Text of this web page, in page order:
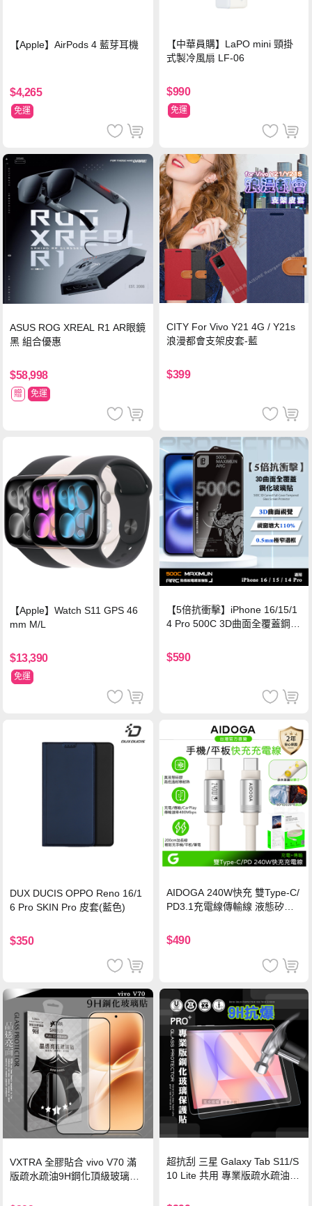
【Apple】AirPods 4 藍芽耳機
$4,265
免運
【中華員購】LaPO mini 頸掛
式製冷風扇 LF-06
$990
免運
ASUS ROG XREAL R1 AR眼鏡
黑 組合優惠
$58,998
贈 免運
CITY For Vivo Y21 4G / Y21s
浪漫都會支架皮套-藍
$399
【Apple】Watch S11 GPS 46
mm M/L
$13,390
免運
【5倍抗衝擊】iPhone 16/15/1
4 Pro 500C 3D曲面全覆蓋鋼化
保護貼
$590
DUX DUCIS OPPO Reno 16/1
6 Pro SKIN Pro 皮套(藍色)
$350
AIDOGA 240W快充 雙Type-C/
PD3.1充電線傳輸線 液態矽膠
機/平板/筆電
$490
VXTRA 全膠貼合 vivo V70 滿
版疏水疏油9H鋼化頂級玻璃貼
超抗刮 三星 Galaxy Tab S11/S
10 Lite 共用 專業版疏水疏油9